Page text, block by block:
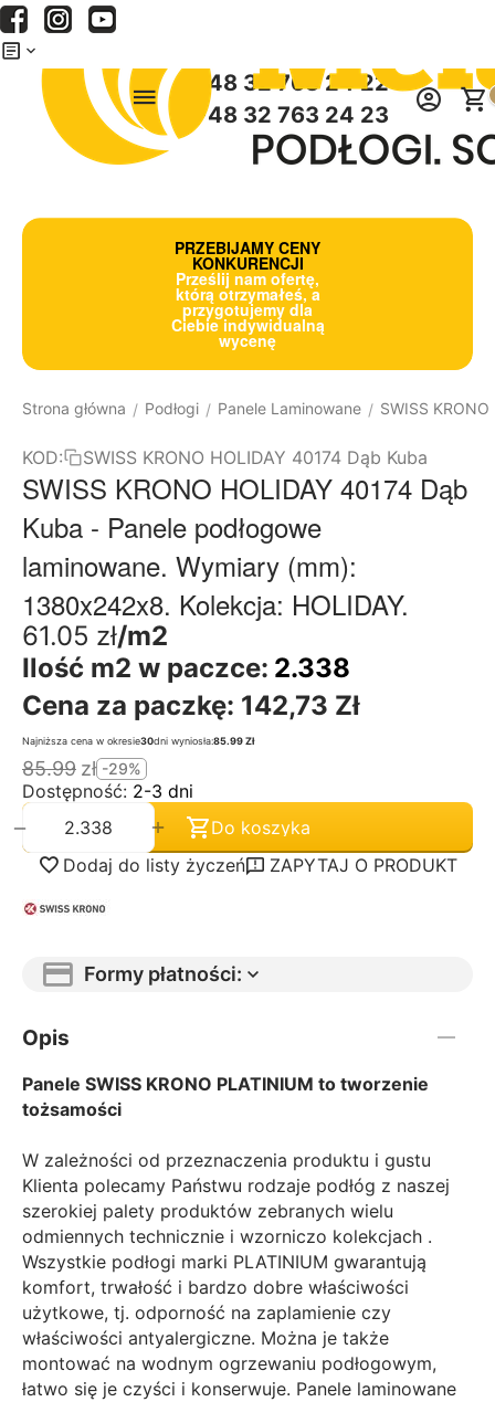
+48 32 763 24 22
+48 32 763 24 23
PRZEBIJAMY CENY
KONKURENCJI
Prześlij nam ofertę,
którą otrzymałeś, a
przygotujemy dla
Ciebie indywidualną
wycenę
Strona główna / Podłogi / Panele Laminowane / SWISS KRONO
KOD: SWISS KRONO HOLIDAY 40174 Dąb Kuba
SWISS KRONO HOLIDAY 40174 Dąb
Kuba - Panele podłogowe
laminowane. Wymiary (mm):
1380x242x8. Kolekcja: HOLIDAY.
61.05 zł/m2
Ilość m2 w paczce: 2.338
Cena za paczkę: 142,73 Zł
Najniższa cena w okresie30dni wyniosła:85.99 Zł
85.99 zł -29%
Dostępność: 2-3 dni
+
−
Do koszyka
Dodaj do listy życzeń
ZAPYTAJ O PRODUKT
Formy płatności:
Opis
Panele SWISS KRONO PLATINIUM to tworzenie
tożsamości
W zależności od przeznaczenia produktu i gustu
Klienta polecamy Państwu rodzaje podłóg z naszej
szerokiej palety produktów zebranych wielu
odmiennych technicznie i wzorniczo kolekcjach .
Wszystkie podłogi marki PLATINIUM gwarantują
komfort, trwałość i bardzo dobre właściwości
użytkowe, tj. odporność na zaplamienie czy
właściwości antyalergiczne. Można je także
montować na wodnym ogrzewaniu podłogowym,
łatwo się je czyści i konserwuje. Panele laminowane